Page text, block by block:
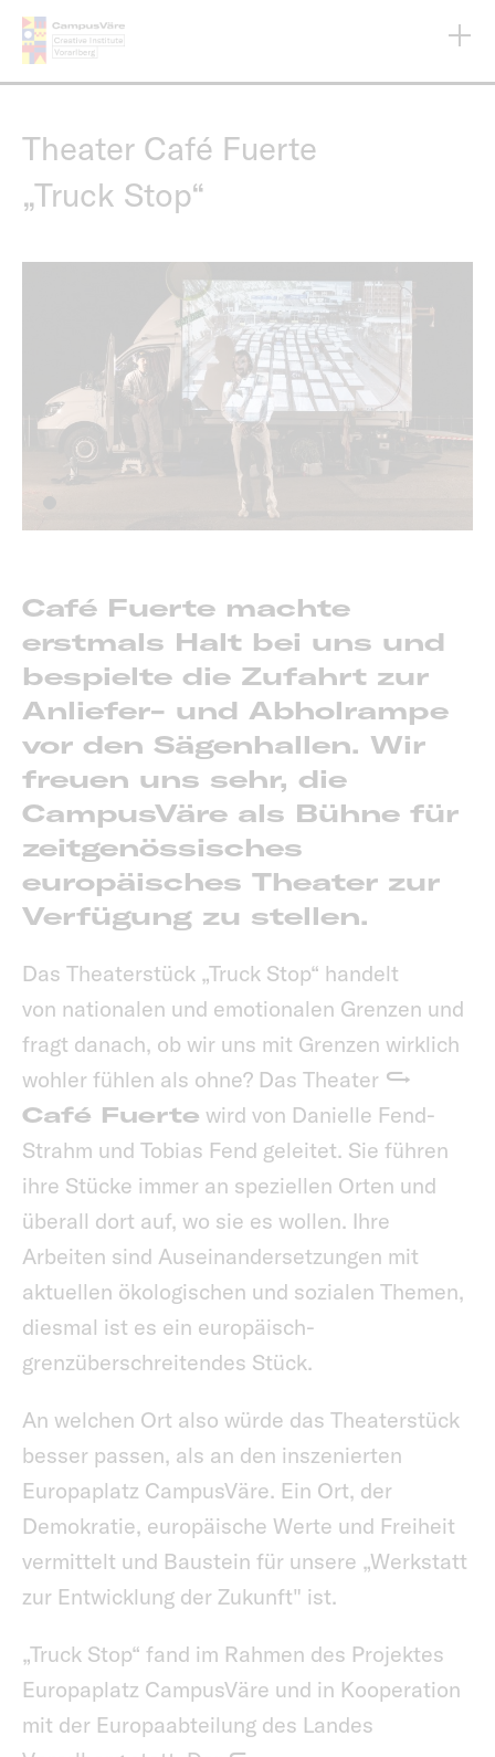
Inhalt
Theater Café Fuerte
„Truck Stop“
Café Fuerte machte
erstmals Halt bei uns und
bespielte die Zufahrt zur
Anliefer- und Abholrampe
vor den Sägenhallen. Wir
freuen uns sehr, die
CampusVäre als Bühne für
zeitgenössisches
europäisches Theater zur
Verfügung zu stellen.
Das Theaterstück „Truck Stop“ handelt
von nationalen und emotionalen Grenzen und
fragt danach, ob wir uns mit Grenzen wirklich
wohler fühlen als ohne? Das Theater
Café Fuerte wird von Danielle Fend-
Strahm und Tobias Fend geleitet. Sie führen
ihre Stücke immer an speziellen Orten und
überall dort auf, wo sie es wollen. Ihre
Arbeiten sind Auseinandersetzungen mit
aktuellen ökologischen und sozialen Themen,
diesmal ist es ein europäisch-
grenzüberschreitendes Stück.
An welchen Ort also würde das Theaterstück
besser passen, als an den inszenierten
Europaplatz CampusVäre. Ein Ort, der
Demokratie, europäische Werte und Freiheit
vermittelt und Baustein für unsere „Werkstatt
zur Entwicklung der Zukunft" ist.
„Truck Stop“ fand im Rahmen des Projektes
Europaplatz CampusVäre und in Kooperation
mit der Europaabteilung des Landes